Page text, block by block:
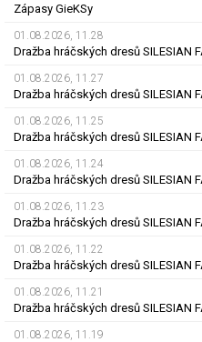
Zápasy GieKSy
01.08.2026, 11.28
Dražba hráčských dresů SILESIAN
01.08.2026, 11.27
Dražba hráčských dresů SILESIAN
01.08.2026, 11.25
Dražba hráčských dresů SILESIAN
01.08.2026, 11.24
Dražba hráčských dresů SILESIAN
01.08.2026, 11.23
01.08.2026, 11.22
Dražba hráčských dresů SILESIAN
01.08.2026, 11.21
Dražba hráčských dresů SILESIAN
01.08.2026, 11.19